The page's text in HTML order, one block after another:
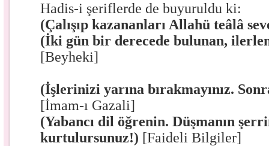
Hadis-i şeriflerde de buyuruldu ki:
(Çalışıp kazananları Allahü teâlâ
(İki gün bir derecede bulunan,
[Beyheki]
(İşlerinizi yarına bırakmayınız.
[İmam-ı Gazali]
(Yabancı dil öğrenin. Düşmanın
kurtulursunuz!) [Faideli Bilgiler]